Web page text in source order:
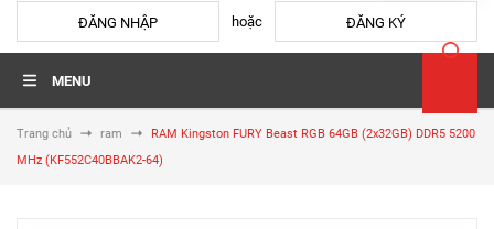
ĐĂNG NHẬP hoặc ĐĂNG KÝ
MENU
Trang chủ ram
RAM Kingston FURY Beast RGB 64GB (2x32GB) DDR5 5200
MHz (KF552C40BBAK2-64)